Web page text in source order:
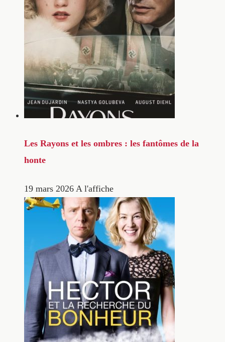
Les Rayons et les ombres : les fantômes de la
honte
19 mars 2026 A l'affiche